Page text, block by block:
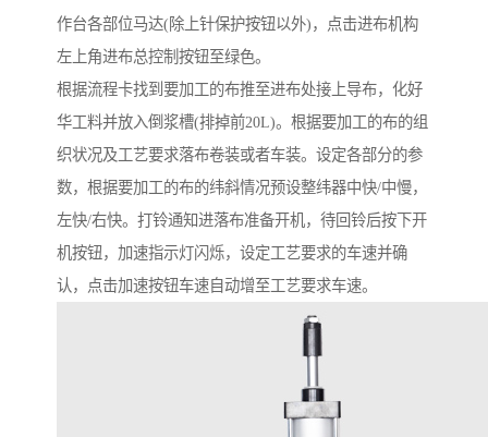
作台各部位马达(除上针保护按钮以外)，点击进布机构
左上角进布总控制按钮至绿色。
根据流程卡找到要加工的布推至进布处接上导布，化好
华工料并放入倒浆槽(排掉前20L)。根据要加工的布的组
织状况及工艺要求落布卷装或者车装。设定各部分的参
数，根据要加工的布的纬斜情况预设整纬器中快/中慢，
左快/右快。打铃通知进落布准备开机，待回铃后按下开
机按钮，加速指示灯闪烁，设定工艺要求的车速并确
认，点击加速按钮车速自动增至工艺要求车速。